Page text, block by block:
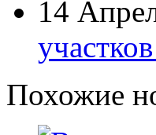
14
Похожие